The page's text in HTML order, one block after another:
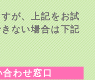
が、上記をお試
ない場合は下記
わせ窓口